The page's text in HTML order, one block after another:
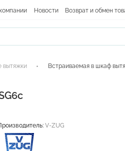
Новости Возврат и обмен
вытяжки Встраиваемая в шкаф
V-ZUG